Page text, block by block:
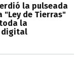
la pulseada
"Ley de Tierras"
la
digital